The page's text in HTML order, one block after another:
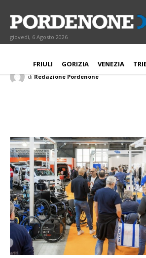
giovedì, 6 Agosto 2026
FRIULI GORIZIA VENEZIA
Pordenone Fiere,
2024. Fatturato cresce
PORDENONE
di Redazione Pordenone